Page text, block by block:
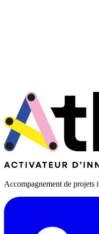
Accompagnement de projets